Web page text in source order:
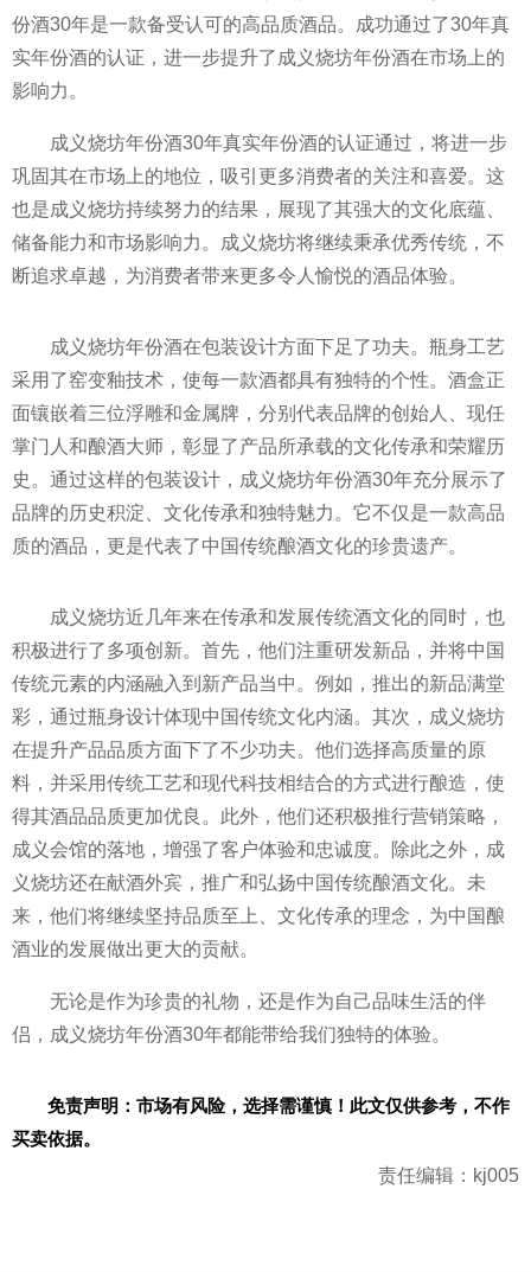
份酒30年是一款备受认可的高品质酒品。成功通过了30年真
实年份酒的认证，进一步提升了成义烧坊年份酒在市场上的
影响力。
成义烧坊年份酒30年真实年份酒的认证通过，将进一步
巩固其在市场上的地位，吸引更多消费者的关注和喜爱。这
也是成义烧坊持续努力的结果，展现了其强大的文化底蕴、
储备能力和市场影响力。成义烧坊将继续秉承优秀传统，不
断追求卓越，为消费者带来更多令人愉悦的酒品体验。
成义烧坊年份酒在包装设计方面下足了功夫。瓶身工艺
采用了窑变釉技术，使每一款酒都具有独特的个性。酒盒正
面镶嵌着三位浮雕和金属牌，分别代表品牌的创始人、现任
掌门人和酿酒大师，彰显了产品所承载的文化传承和荣耀历
史。通过这样的包装设计，成义烧坊年份酒30年充分展示了
品牌的历史积淀、文化传承和独特魅力。它不仅是一款高品
质的酒品，更是代表了中国传统酿酒文化的珍贵遗产。
成义烧坊近几年来在传承和发展传统酒文化的同时，也
积极进行了多项创新。首先，他们注重研发新品，并将中国
传统元素的内涵融入到新产品当中。例如，推出的新品满堂
彩，通过瓶身设计体现中国传统文化内涵。其次，成义烧坊
在提升产品品质方面下了不少功夫。他们选择高质量的原
料，并采用传统工艺和现代科技相结合的方式进行酿造，使
得其酒品品质更加优良。此外，他们还积极推行营销策略，
成义会馆的落地，增强了客户体验和忠诚度。除此之外，成
义烧坊还在献酒外宾，推广和弘扬中国传统酿酒文化。未
来，他们将继续坚持品质至上、文化传承的理念，为中国酿
酒业的发展做出更大的贡献。
无论是作为珍贵的礼物，还是作为自己品味生活的伴
侣，成义烧坊年份酒30年都能带给我们独特的体验。
免责声明：市场有风险，选择需谨慎！此文仅供参考，不作
买卖依据。
责任编辑：kj005